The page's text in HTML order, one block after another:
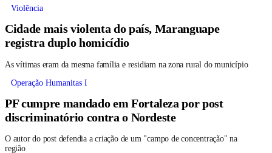
Violência
Cidade mais violenta do país, Maranguape
registra duplo homicídio
As vítimas eram da mesma família e residiam na zona rural do município
Operação Humanitas I
PF cumpre mandado em Fortaleza por post
discriminatório contra o Nordeste
O autor do post defendia a criação de um "campo de concentração" na
região